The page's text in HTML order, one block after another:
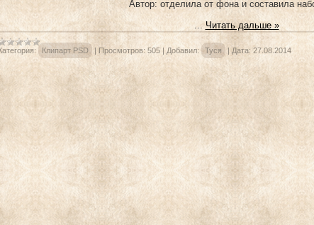
Автор: отделила от фона и составила
... Читать дальше »
Клипарт PSD | Просмотров: 505 | Добавил: Туся | Дата: 27.08.2014